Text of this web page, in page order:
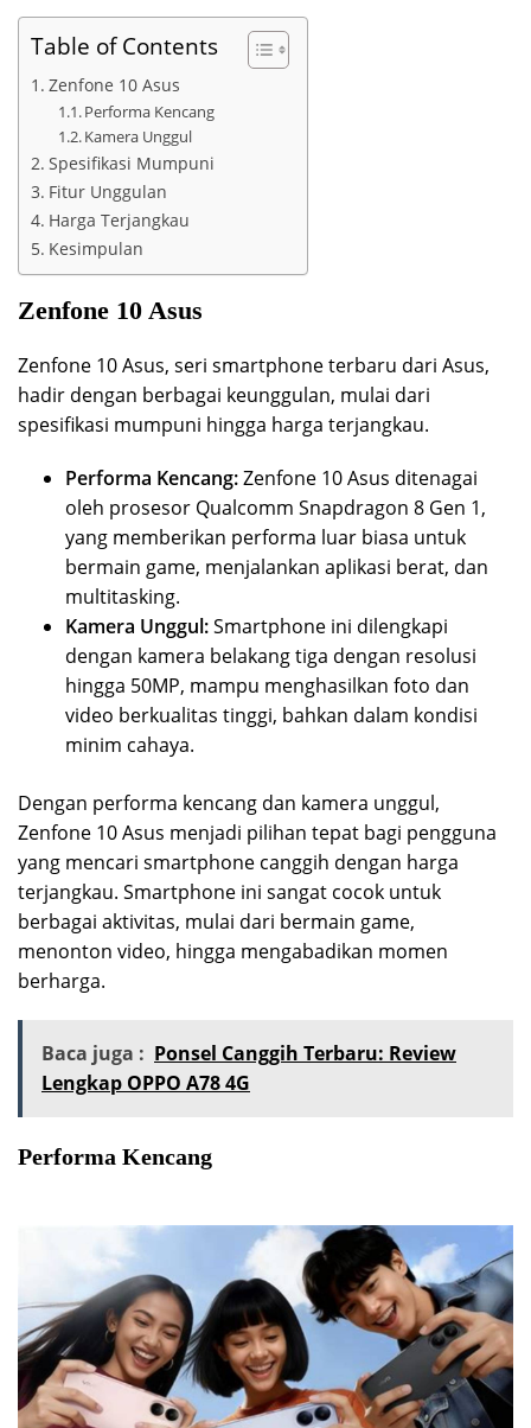
Table of Contents
Zenfone 10 Asus
Performa Kencang
Kamera Unggul
Spesifikasi Mumpuni
Fitur Unggulan
Harga Terjangkau
Kesimpulan
Zenfone 10 Asus
Zenfone 10 Asus, seri smartphone terbaru dari Asus,
hadir dengan berbagai keunggulan, mulai dari
spesifikasi mumpuni hingga harga terjangkau.
Performa Kencang:Zenfone 10 Asus ditenagai
oleh prosesor Qualcomm Snapdragon 8 Gen 1,
yang memberikan performa luar biasa untuk
bermain game, menjalankan aplikasi berat, dan
multitasking.
Kamera Unggul:Smartphone ini dilengkapi
dengan kamera belakang tiga dengan resolusi
hingga 50MP, mampu menghasilkan foto dan
video berkualitas tinggi, bahkan dalam kondisi
minim cahaya.
Dengan performa kencang dan kamera unggul,
Zenfone 10 Asus menjadi pilihan tepat bagi pengguna
yang mencari smartphone canggih dengan harga
terjangkau. Smartphone ini sangat cocok untuk
berbagai aktivitas, mulai dari bermain game,
menonton video, hingga mengabadikan momen
berharga.
Baca juga : Ponsel Canggih Terbaru: Review
Lengkap OPPO A78 4G
Performa Kencang